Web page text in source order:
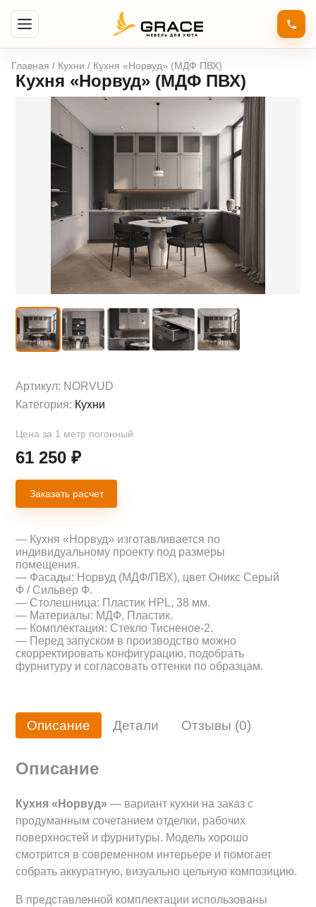
Главная / Кухни / Кухня «Норвуд» (МДФ ПВХ)
Кухня «Норвуд» (МДФ ПВХ)
Артикул: NORVUD
Категория: Кухни
Цена за 1 метр погонный
61 250₽
Заказать расчет
— Кухня «Норвуд» изготавливается по
индивидуальному проекту под размеры
помещения.
— Фасады: Норвуд (МДФ/ПВХ), цвет Оникс Серый
Ф / Сильвер Ф.
— Столешница: Пластик HPL, 38 мм.
— Материалы: МДФ, Пластик.
— Комплектация: Стекло Тисненое-2.
— Перед запуском в производство можно
скорректировать конфигурацию, подобрать
фурнитуру и согласовать оттенки по образцам.
Описание Детали Отзывы (0)
Описание
Кухня «Норвуд» — вариант кухни на заказ с
продуманным сочетанием отделки, рабочих
поверхностей и фурнитуры. Модель хорошо
смотрится в современном интерьере и помогает
собрать аккуратную, визуально цельную композицию.
В представленной комплектации использованы